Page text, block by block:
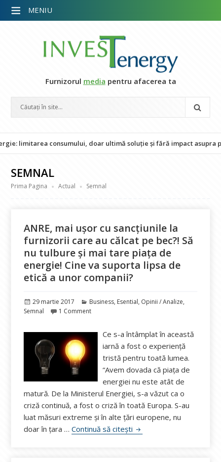
Furnizorul media pentru afacerea ta
consumului, doar ultimă soluție și fără impact asupra populației
SEMNAL
Prima Pagina Actual Semnal
ANRE, mai ușor cu sancțiunile la
furnizorii care au călcat pe bec?! Să
nu tulbure și mai tare piața de
energie! Cine va suporta lipsa de
etică a unor companii?
Publicat
pe
29 martie 2017 Categorii
Business, Esential, Opinii / Analize,
Semnal
1 Comment
Ce s-a întâmplat în această
iarnă a fost o experiență
tristă pentru toată lumea.
“Avem dovada că piața de
energiei nu este atât de
matură. De la Ministerul Energiei, s-a văzut ca o
criză continuă, a fost o criză în toată Europa. S-au
luat măsuri extreme și în alte țări europene, nu
doar în țara …Continuă să citești ANRE, mai ușor cu
MENIU